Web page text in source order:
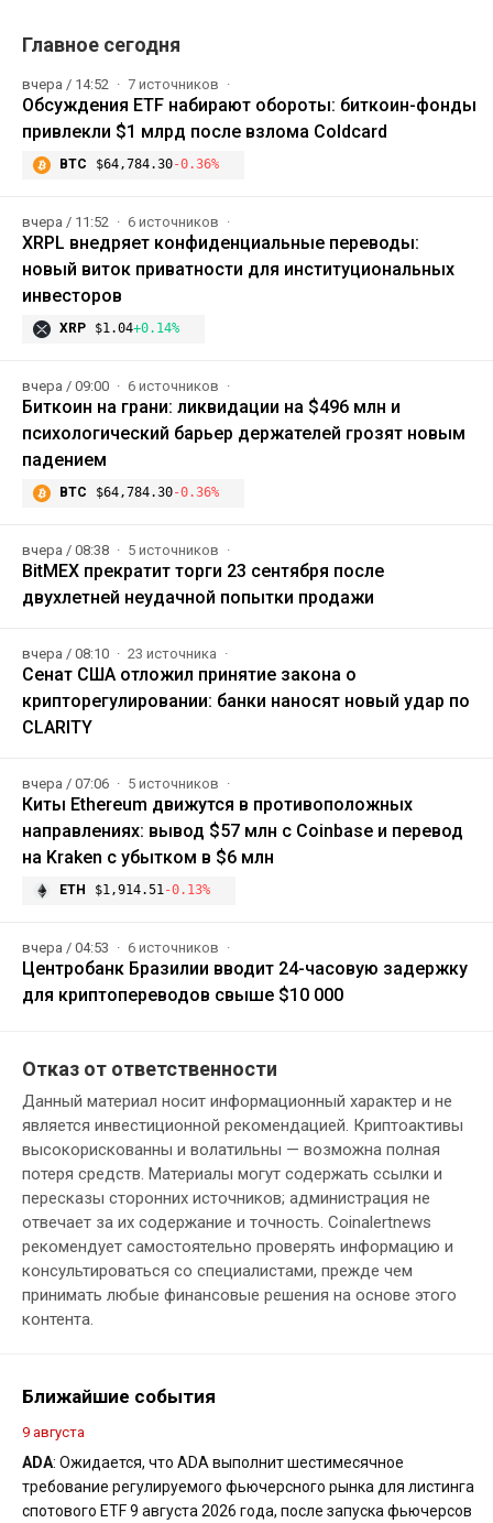
Главное сегодня
вчера / 14:52 7 источников
Обсуждения ETF набирают обороты: биткоин-фонды
привлекли $1 млрд после взлома Coldcard
BTC $64,784.30-0.36%
вчера / 11:52 6 источников
XRPL внедряет конфиденциальные переводы:
новый виток приватности для институциональных
инвесторов
XRP $1.04+0.14%
вчера / 09:00 6 источников
Биткоин на грани: ликвидации на $496 млн и
психологический барьер держателей грозят новым
падением
BTC $64,784.30-0.36%
вчера / 08:38 5 источников
BitMEX прекратит торги 23 сентября после
двухлетней неудачной попытки продажи
вчера / 08:10 23 источника
Сенат США отложил принятие закона о
крипторегулировании: банки наносят новый удар по
CLARITY
вчера / 07:06 5 источников
Киты Ethereum движутся в противоположных
направлениях: вывод $57 млн с Coinbase и перевод
на Kraken с убытком в $6 млн
ETH $1,914.51 -0.13%
вчера / 04:53 6 источников
Центробанк Бразилии вводит 24-часовую задержку
для криптопереводов свыше $10 000
Отказ от ответственности
Данный материал носит информационный характер и не
является инвестиционной рекомендацией. Криптоактивы
высокорискованны и волатильны — возможна полная
потеря средств. Материалы могут содержать ссылки и
пересказы сторонних источников; администрация не
отвечает за их содержание и точность. Coinalertnews
рекомендует самостоятельно проверять информацию и
консультироваться со специалистами, прежде чем
принимать любые финансовые решения на основе этого
контента.
Ближайшие события
9 августа
ADA: Ожидается, что ADA выполнит шестимесячное
требование регулируемого фьючерсного рынка для листинга
спотового ETF 9 августа 2026 года, после запуска фьючерсов